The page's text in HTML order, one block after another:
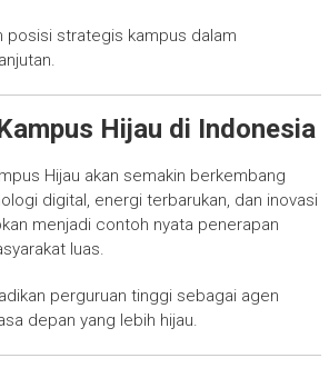
posisi strategis kampus dalam
Hijau di Indonesia
Hijau akan semakin berkembang
digital, energi terbarukan, dan inovasi
menjadi contoh nyata penerapan
luas.
perguruan tinggi sebagai agen
depan yang lebih hijau.